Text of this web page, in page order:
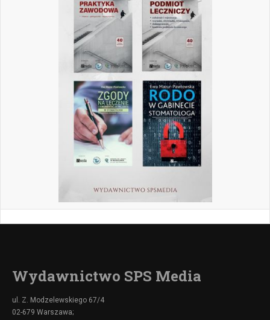
Wydawnictwo SPS Media
ul. Z. Modzelewskiego 67/4
02-679 Warszawa;